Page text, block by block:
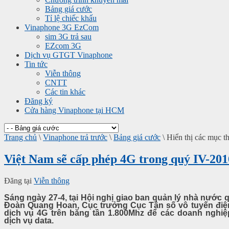
Bảng giá cước
Tỉ lệ chiếc khấu
Vinaphone 3G EzCom
sim 3G trả sau
EZcom 3G
Dịch vụ GTGT Vinaphone
Tin tức
Viễn thông
CNTT
Các tin khác
Đăng ký
Cửa hàng Vinaphone tại HCM
Trang chủ \ Vinaphone trả trước \ Bảng giá cước \ Hiển thị các mục
Việt Nam sẽ cấp phép 4G trong quý IV-
Đăng tại Viễn thông
Sáng ngày 27-4, tại Hội nghị giao ban quản lý nhà nước
Đoàn Quang Hoan, Cục trưởng Cục Tần số vô tuyến
dịch vụ 4G trên băng tần 1.800Mhz để các doanh
dịch vụ data.